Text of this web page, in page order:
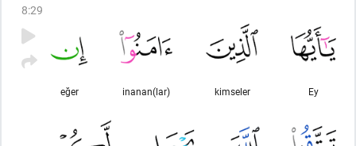
8:29
Ey
kimseler
inanan(lar)
eğer